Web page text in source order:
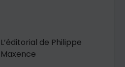
L’éditorial de Philippe
Maxence